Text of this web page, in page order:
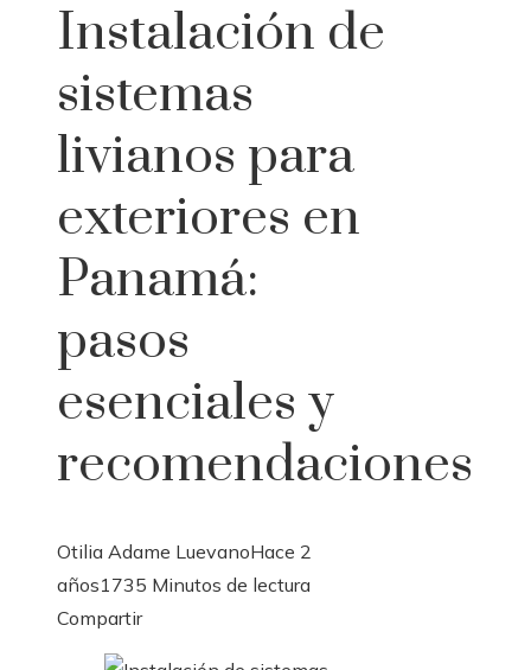
Instalación de
sistemas
livianos para
exteriores en
Panamá:
pasos
esenciales y
recomendaciones
Otilia Adame LuevanoHace 2
años1735 Minutos de lectura
Facebook
Twitter
LinkedIn
Pinterest
Stumbleupon
Email
Compartir